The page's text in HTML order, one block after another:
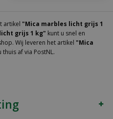
artikel "Mica marbles licht grijs 1
grijs 1 kg" kunt u snel en
Wij leveren het artikel "Mica
thuis af via PostNL.